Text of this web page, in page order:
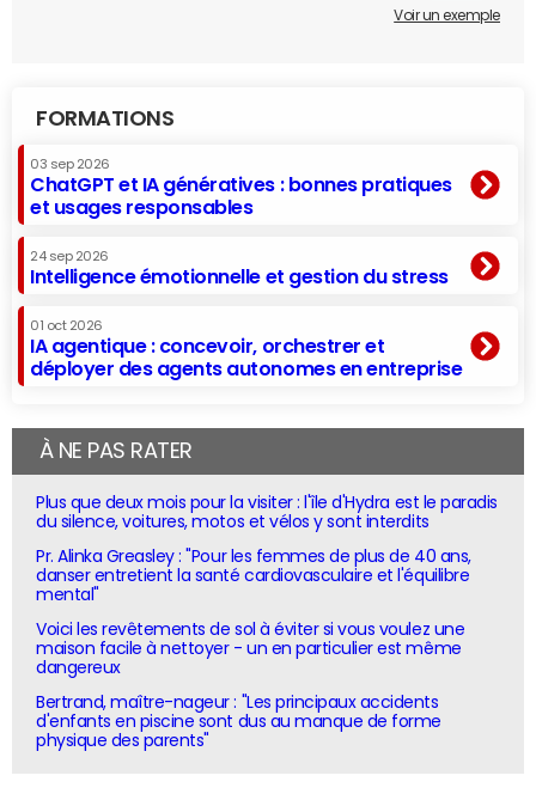
Voir un exemple
FORMATIONS
03 sep 2026
ChatGPT et IA génératives : bonnes pratiques
et usages responsables
24 sep 2026
Intelligence émotionnelle et gestion du stress
01 oct 2026
IA agentique : concevoir, orchestrer et
déployer des agents autonomes en entreprise
À NE PAS RATER
Plus que deux mois pour la visiter : l'île d'Hydra est le paradis
du silence, voitures, motos et vélos y sont interdits
Pr. Alinka Greasley : "Pour les femmes de plus de 40 ans,
danser entretient la santé cardiovasculaire et l'équilibre
mental"
Voici les revêtements de sol à éviter si vous voulez une
maison facile à nettoyer - un en particulier est même
dangereux
Bertrand, maître-nageur : "Les principaux accidents
d'enfants en piscine sont dus au manque de forme
physique des parents"